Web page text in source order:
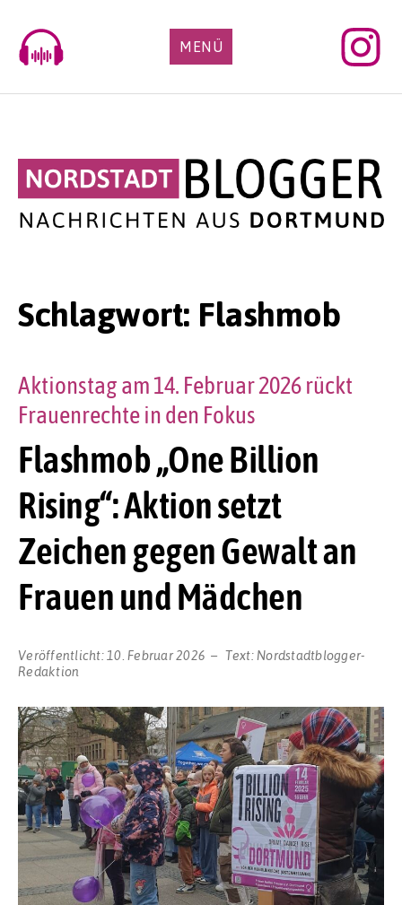
content
MENÜ
Schlagwort: Flashmob
Flashmob „One Billion
Rising“: Aktion setzt
Zeichen gegen Gewalt an
Frauen und Mädchen
Aktionstag am 14. Februar 2026 rückt
Frauenrechte in den Fokus
Veröffentlicht: 10. Februar 2026 Text: Nordstadtblogger-
Redaktion